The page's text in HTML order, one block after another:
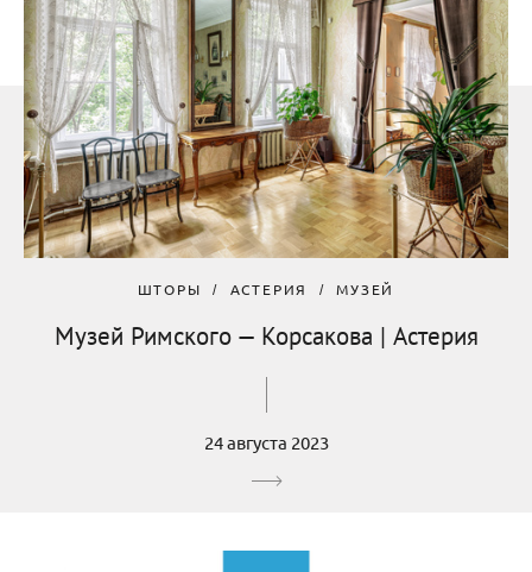
ШТОРЫ АСТЕРИЯ МУЗЕЙ
Музей Римского — Корсакова | Астерия
24 августа 2023